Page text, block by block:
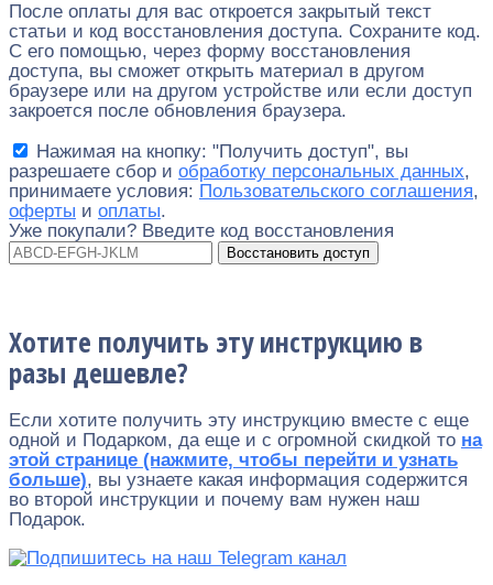
После оплаты для вас откроется закрытый текст
статьи и код восстановления доступа. Сохраните код.
С его помощью, через форму восстановления
доступа, вы сможет открыть материал в другом
браузере или на другом устройстве или если доступ
закроется после обновления браузера.
Нажимая на кнопку: "Получить доступ", вы
разрешаете сбор и обработку персональных данных,
принимаете условия: Пользовательского соглашения,
оферты и оплаты.
Уже покупали? Введите код восстановления
Восстановить доступ
Хотите получить эту инструкцию в
разы дешевле?
Если хотите получить эту инструкцию вместе с еще
одной и Подарком, да еще и с огромной скидкой то на
этой странице (нажмите, чтобы перейти и узнать
больше), вы узнаете какая информация содержится
во второй инструкции и почему вам нужен наш
Подарок.